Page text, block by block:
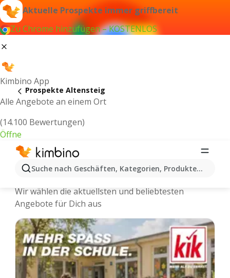
Aktuelle Prospekte immer griffbereit
Zu Chrome hinzufügen – KOSTENLOS
Kimbino App
Alle Angebote an einem Ort
(14.100 Bewertungen)
Öffne
Suche nach Geschäften, Kategorien, Produkten...
Prospekte Altensteig
Altensteig - Neuste Prospekte und
Wir wählen die aktuellsten und beliebtesten
Angebote für Dich aus